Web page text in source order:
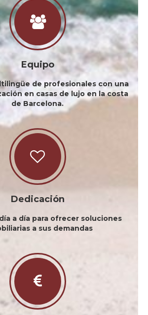
Equipo
de profesionales con una
en casas de lujo en la costa
de Barcelona.
Dedicación
a día para ofrecer soluciones
a sus demandas